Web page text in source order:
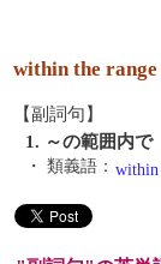
within the
【副詞句】
1. ～の範囲内で
・ 類義語： within